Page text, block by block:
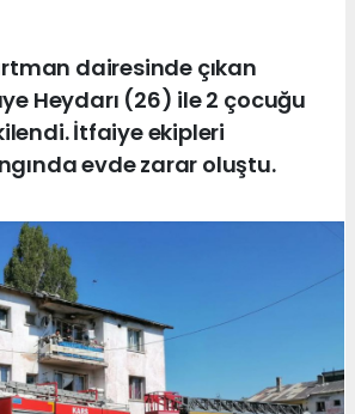
dairesinde çıkan
Heydarı (26) ile 2 çocuğu
İtfaiye ekipleri
evde zarar oluştu.